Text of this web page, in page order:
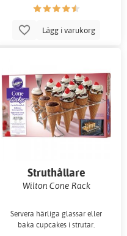
Lägg i varukorg
Struthållare
Wilton Cone Rack
Servera härliga glassar eller
baka cupcakes i strutar.